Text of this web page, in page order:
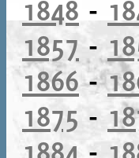
1848 -
1857 -
1866-
1875 -